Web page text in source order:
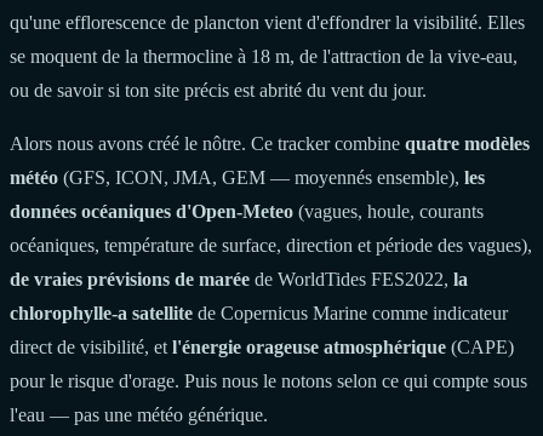
qu'une efflorescence de plancton vient d'effondrer la visibilité. Elles
se moquent de la thermocline à 18 m, de l'attraction de la vive-eau,
ou de savoir si ton site précis est abrité du vent du jour.
Alors nous avons créé le nôtre. Ce tracker combine quatre modèles
météo (GFS, ICON, JMA, GEM — moyennés ensemble), les
données océaniques d'Open-Meteo (vagues, houle, courants
océaniques, température de surface, direction et période des vagues),
de vraies prévisions de marée de WorldTides FES2022, la
chlorophylle-a satellite de Copernicus Marine comme indicateur
direct de visibilité, et l'énergie orageuse atmosphérique (CAPE)
pour le risque d'orage. Puis nous le notons selon ce qui compte sous
l'eau — pas une météo générique.